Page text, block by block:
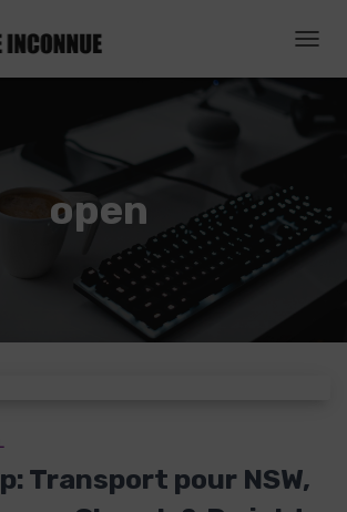
LA
open
Transport pour NSW,